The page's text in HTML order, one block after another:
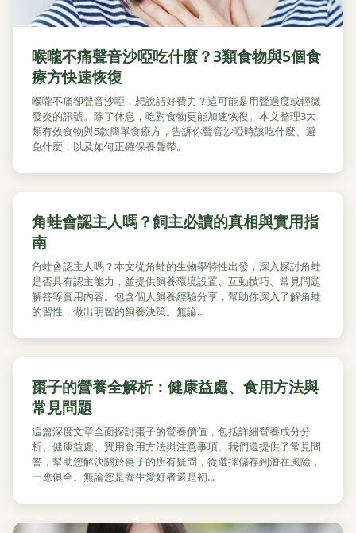
喉嚨不痛聲音沙啞吃什麼？3類食物與5個食
療方快速恢復
喉嚨不痛卻聲音沙啞，想說話好費力？這可能是用聲過度或輕微
發炎的訊號。除了休息，吃對食物更能加速恢復。本文整理3大
類有效食物與5款簡單食療方，告訴你聲音沙啞時該吃什麼、避
免什麼，以及如何正確保養聲帶。
角蛙會認主人嗎？飼主必讀的真相與實用指
南
角蛙會認主人嗎？本文從角蛙的生物學特性出發，深入探討角蛙
是否具有認主能力，並提供飼養環境設置、互動技巧、常見問題
解答等實用內容。包含個人飼養經驗分享，幫助你深入了解角蛙
的習性，做出明智的飼養決策。無論...
棗子的營養全解析：健康益處、食用方法與
常見問題
這篇深度文章全面探討棗子的營養價值，包括詳細營養成分分
析、健康益處、實用食用方法與注意事項。我們還提供了常見問
答，幫助您解決關於棗子的所有疑問，從選擇儲存到潛在風險，
一應俱全。無論您是養生愛好者還是初...